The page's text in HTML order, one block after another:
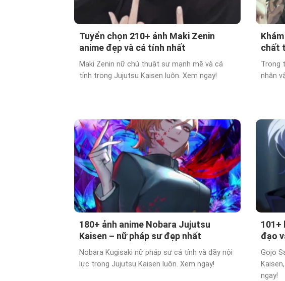
Tuyển chọn 210+ ảnh Maki Zenin
anime đẹp và cá tính nhất
Maki Zenin nữ chú thuật sư mạnh mẽ và cá
tính trong Jujutsu Kaisen luôn. Xem ngay!
chất
Trong
nhân
180+ ảnh anime Nobara Jujutsu
Kaisen – nữ pháp sư đẹp nhất
Nobara Kugisaki nữ pháp sư cá tính và đầy nội
lực trong Jujutsu Kaisen luôn. Xem ngay!
101+
đạo
Gojo
ngay!